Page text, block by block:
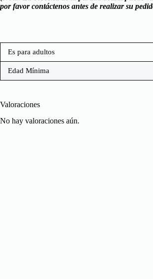
por favor contáctenos antes de realizar su
Es para adultos
Edad Mínima
Valoraciones
No hay valoraciones aún.